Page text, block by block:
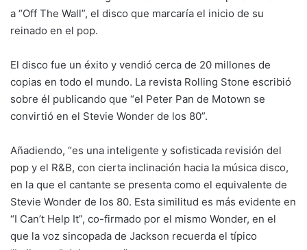
a “Off The Wall”, el disco que marcaría el inicio de su
reinado en el pop.
El disco fue un éxito y vendió cerca de 20 millones de
copias en todo el mundo. La revista Rolling Stone escribió
sobre él publicando que “el Peter Pan de Motown se
convirtió en el Stevie Wonder de los 80”.
Añadiendo, “es una inteligente y sofisticada revisión del
pop y el R&B, con cierta inclinación hacia la música disco,
en la que el cantante se presenta como el equivalente de
Stevie Wonder de los 80. Esta similitud es más evidente en
“I Can’t Help It”, co-firmado por el mismo Wonder, en el
que la voz sincopada de Jackson recuerda el típico